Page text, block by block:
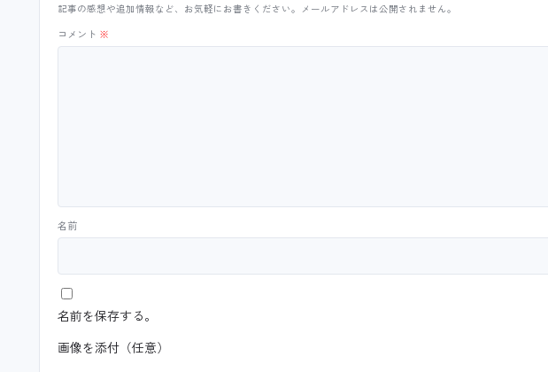
記事の感想や追加情報など、お気軽にお書きください。メールアドレスは公開されません。
コメント ※
名前
名前を保存する。
画像を添付（任意）